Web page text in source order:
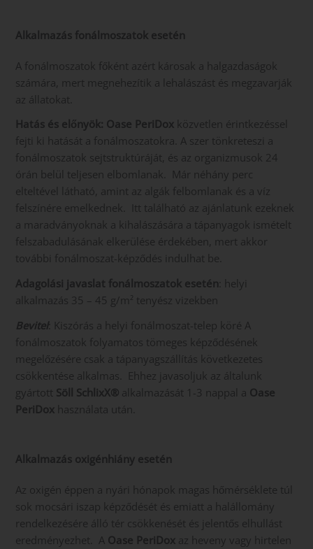
Alkalmazás fonálmoszatok esetén
A fonálmoszatok főként azért károsak a halgazdaságok
számára, mert megnehezítik a lehalászást és megzavarják
az állatokat.
Hatás és előnyök: Oase PeriDox közvetlen érintkezéssel
fejti ki hatását a fonálmoszatokra. A szer tönkreteszi a
fonálmoszatok sejtstruktúráját, és az organizmusok 24
órán belül teljesen elbomlanak. Már néhány perc
elteltével látható, amint az algák felbomlanak és a víz
felszínére emelkednek. Itt található az ajánlatunk ezeknek
a maradványoknak a kihalászására a tápanyagok ismételt
felszabadulásának elkerülése érdekében, mert akkor
további fonálmoszat-képződés indulhat be.
Adagolási javaslat fonálmoszatok esetén : helyi
alkalmazás 35 – 45 g/m² tenyész vizekben
Bevitel: Kiszórás a helyi fonálmoszat-telep köré A
fonálmoszatok folyamatos tömeges képződésének
megelőzésére csak a tápanyagszállítás következetes
csökkentése alkalmas. Ehhez javasoljuk az általunk
gyártott Söll SchlixX® alkalmazását 1-3 nappal a Oase
PeriDox használata után.
Alkalmazás oxigénhiány esetén
Az oxigén éppen a nyári hónapok magas hőmérséklete túl
sok mocsári iszap képződését és emiatt a halállomány
rendelkezésére álló tér csökkenését és jelentős elhullást
eredményezhet. A Oase PeriDox az heveny vagy hirtelen